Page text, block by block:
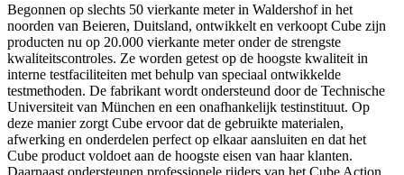
Begonnen op slechts 50 vierkante meter in Waldershof in het
noorden van Beieren, Duitsland, ontwikkelt en verkoopt Cube zijn
producten nu op 20.000 vierkante meter onder de strengste
kwaliteitscontroles. Ze worden getest op de hoogste kwaliteit in
interne testfaciliteiten met behulp van speciaal ontwikkelde
testmethoden. De fabrikant wordt ondersteund door de Technische
Universiteit van München en een onafhankelijk testinstituut. Op
deze manier zorgt Cube ervoor dat de gebruikte materialen,
afwerking en onderdelen perfect op elkaar aansluiten en dat het
Cube product voldoet aan de hoogste eisen van haar klanten.
Daarnaast ondersteunen professionele rijders van het Cube Action